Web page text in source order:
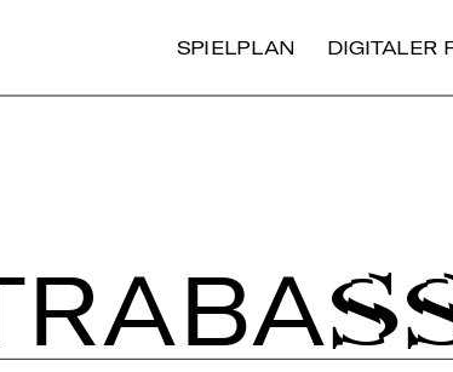
SPIELPLAN DIGITALER